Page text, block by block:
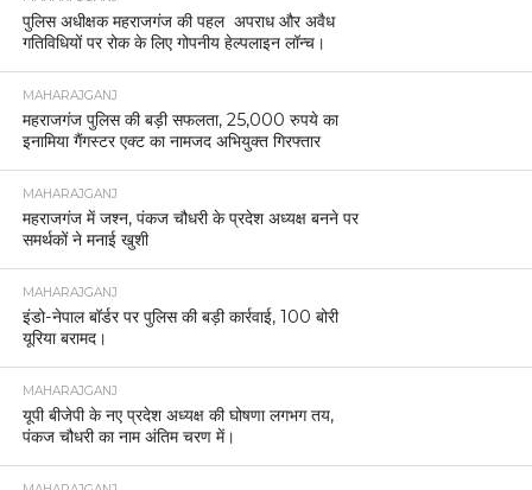
पुलिस अधीक्षक महराजगंज की पहल अपराध और अवैध
गतिविधियों पर रोक के लिए गोपनीय हेल्पलाइन लॉन्च।
MAHARAJGANJ
महराजगंज पुलिस की बड़ी सफलता, 25,000 रुपये का
इनामिया गैंगस्टर एक्ट का नामजद अभियुक्त गिरफ्तार
MAHARAJGANJ
महराजगंज में जश्न, पंकज चौधरी के प्रदेश अध्यक्ष बनने पर
समर्थकों ने मनाई खुशी
MAHARAJGANJ
इंडो-नेपाल बॉर्डर पर पुलिस की बड़ी कार्रवाई, 100 बोरी
यूरिया बरामद।
MAHARAJGANJ
यूपी बीजेपी के नए प्रदेश अध्यक्ष की घोषणा लगभग तय,
पंकज चौधरी का नाम अंतिम चरण में।